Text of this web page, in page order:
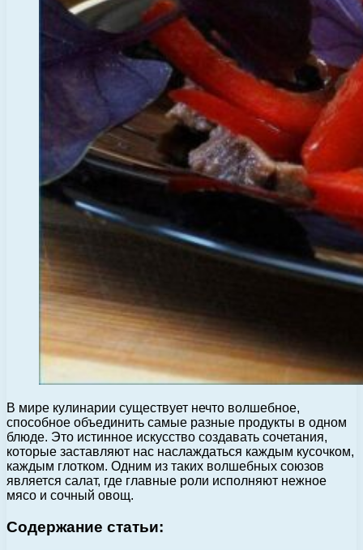
В мире кулинарии существует нечто волшебное,
способное объединить самые разные продукты в одном
блюде. Это истинное искусство создавать сочетания,
которые заставляют нас наслаждаться каждым кусочком,
каждым глотком. Одним из таких волшебных союзов
является салат, где главные роли исполняют нежное
мясо и сочный овощ.
Содержание статьи: